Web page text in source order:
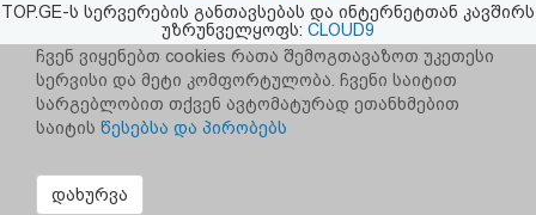
უარყოფა
TOP.GE-ს სერვერების განთავსებას და ინტერნეტთან კავშირს
უზრუნველყოფს: CLOUD9
ჩვენ ვიყენებთ cookies რათა შემოგთავაზოთ უკეთესი
სერვისი და მეტი კომფორტულობა. ჩვენი საიტით
სარგებლობით თქვენ ავტომატურად ეთანხმებით
საიტის წესებსა და პირობებს
დახურვა